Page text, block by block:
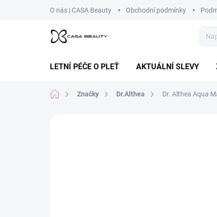
O nás | CASA Beauty Obchodní podmínky
LETNÍ PÉČE O PLEŤ AKTUÁLNÍ SLEVY
Domů Značky Dr.Althea Dr. Althea Aqua